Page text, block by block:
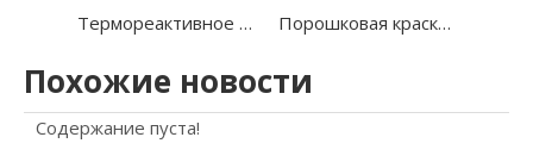
Термореактивное порошковое покрытие кожи Ral Порошковая краска с текстурой крокодиловой кожи с краклем
Похожие новости
Содержание пуста!